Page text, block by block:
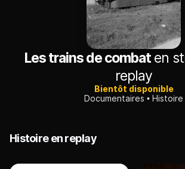
Les trains de combaten
replay
Bientôt disponible
Documentaires
Histoire
Histoire en replay